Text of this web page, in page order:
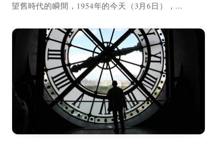
望舊時代的瞬間，1954年的今天（3月6日），...